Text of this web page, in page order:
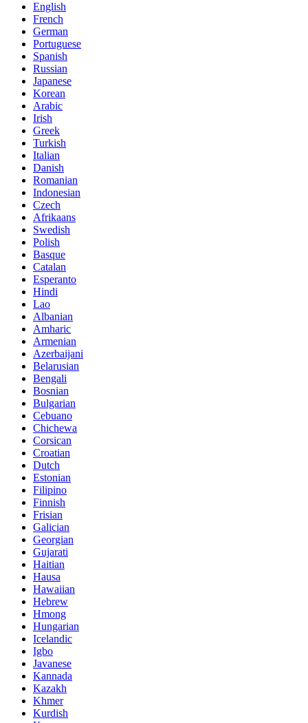
English
French
German
Portuguese
Spanish
Russian
Japanese
Korean
Arabic
Irish
Greek
Turkish
Italian
Danish
Romanian
Indonesian
Czech
Afrikaans
Swedish
Polish
Basque
Catalan
Esperanto
Hindi
Lao
Albanian
Amharic
Armenian
Azerbaijani
Belarusian
Bengali
Bosnian
Bulgarian
Cebuano
Chichewa
Corsican
Croatian
Dutch
Estonian
Filipino
Finnish
Frisian
Galician
Georgian
Gujarati
Haitian
Hausa
Hawaiian
Hebrew
Hmong
Hungarian
Icelandic
Igbo
Javanese
Kannada
Kazakh
Khmer
Kurdish